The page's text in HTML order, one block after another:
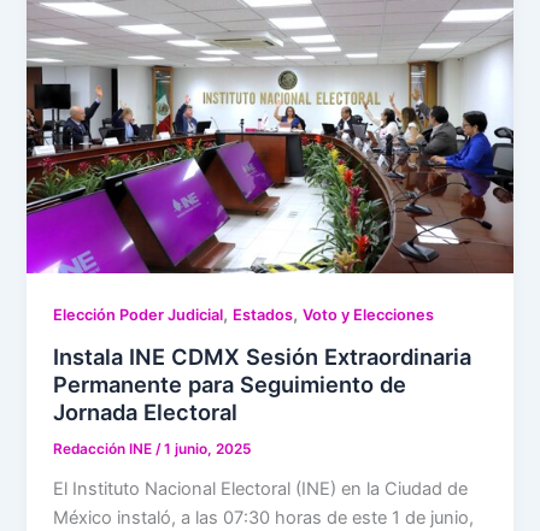
Elección Poder Judicial, Estados,Voto y Elecciones
Instala INE CDMX Sesión Extraordinaria
Permanente para Seguimiento de
Jornada Electoral
Redacción INE /1 junio, 2025
El Instituto Nacional Electoral (INE) en la Ciudad de
México instaló, a las 07:30 horas de este 1 de junio,